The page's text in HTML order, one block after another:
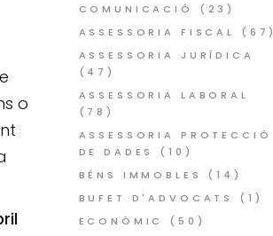
o
COMUNICACIÓ
(23)
ASSESSORIA FISCAL
(67)
ASSESSORIA JURÍDICA
(47)
ASSESSORIA LABORAL
(78)
ASSESSORIA PROTECCIÓ
DE DADES
(10)
BÉNS IMMOBLES
(14)
BUFET D'ADVOCATS
(1)
ECONÒMIC
(50)